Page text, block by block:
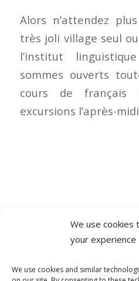
We use cookies
your experience
We use cookies and similar
Alors n’attendez
très joli village seul
l’institut
sommes ouverts
cours de
excursions l’après-
0